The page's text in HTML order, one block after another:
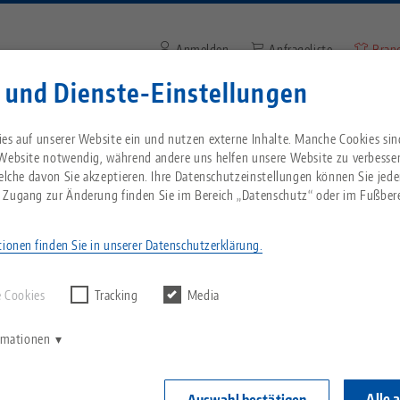
und Dienste-Einstellungen
auf unserer Website ein und nutzen externe Inhalte. Manche Cookies
notwendig, während andere uns helfen unsere Website zu
davon Sie akzeptieren. Ihre Datenschutzeinstellungen können Sie
zur Änderung finden Sie im Bereich „Datenschutz“ oder im
finden Sie in unserer Datenschutzerklärung.
Tracking Media
Website, um landesspezifischen Inhalt zu
usa.com
Alles aus einer Hand
Nullpunktspanntechnik
Breadcrumb
Über LANG
Philosophie
Service
Downloads
FAQ
Aktuelles
Blog
News
Anmelden Anfrageliste
Suchbegriff oder
finden.
Kinder